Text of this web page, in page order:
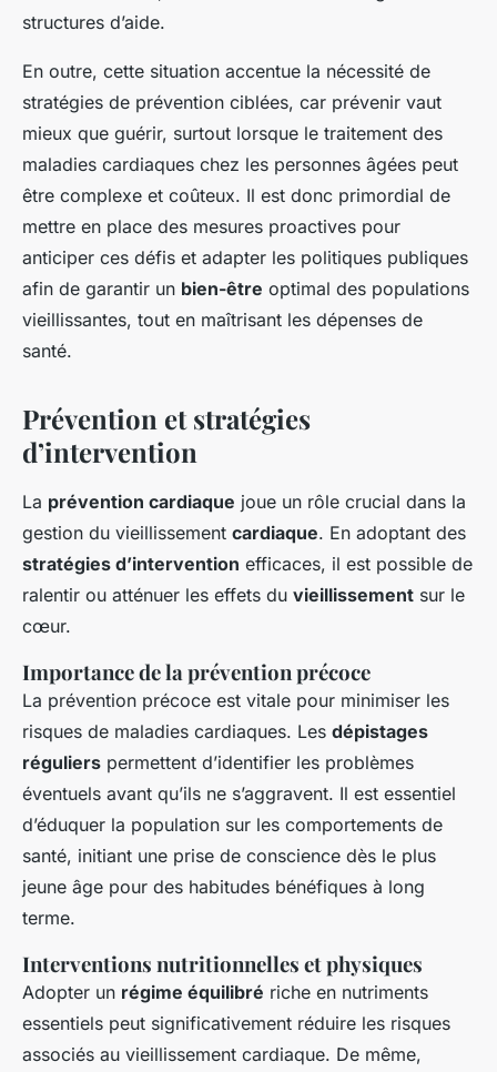
structures d’aide.
En outre, cette situation accentue la nécessité de
stratégies de prévention ciblées, car prévenir vaut
mieux que guérir, surtout lorsque le traitement des
maladies cardiaques chez les personnes âgées peut
être complexe et coûteux. Il est donc primordial de
mettre en place des mesures proactives pour
anticiper ces défis et adapter les politiques publiques
afin de garantir un bien-être optimal des populations
vieillissantes, tout en maîtrisant les dépenses de
santé.
Prévention et stratégies
d’intervention
La prévention cardiaque joue un rôle crucial dans la
gestion du vieillissement cardiaque. En adoptant des
stratégies d’intervention efficaces, il est possible de
ralentir ou atténuer les effets du vieillissement sur le
cœur.
Importance de la prévention précoce
La prévention précoce est vitale pour minimiser les
risques de maladies cardiaques. Les dépistages
réguliers permettent d’identifier les problèmes
éventuels avant qu’ils ne s’aggravent. Il est essentiel
d’éduquer la population sur les comportements de
santé, initiant une prise de conscience dès le plus
jeune âge pour des habitudes bénéfiques à long
terme.
Interventions nutritionnelles et physiques
Adopter un régime équilibré riche en nutriments
essentiels peut significativement réduire les risques
associés au vieillissement cardiaque. De même,